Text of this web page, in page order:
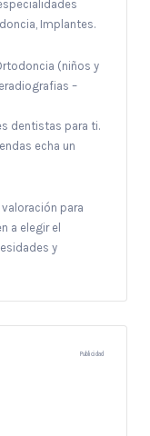
Implantes.
Ortodoncia (niños y
–
dentistas para ti.
echa un
para
a elegir el
y
Publicidad